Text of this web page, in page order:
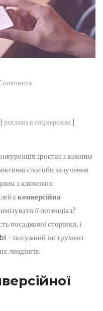
| реклама в соцмережах |
зростає з кожним
способи залучення
з ключових
єконверсійна
її потенціал?
посадкової сторінки, і
– потужний інструмент
лендінгів.